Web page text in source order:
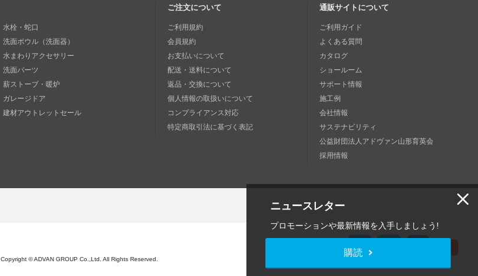
ニュースレター
プロモーションや最新情報を入手しましょう!
購読
水栓・蛇口
洗面ボウル（洗面器）
水まわりアクセサリー
洗面パーツ
薪ストーブ・暖炉
ガレージドア
建材アウトレットセール
ご注文について
ご利用規約
会員規約
お支払いについて
配送・送料について
返品・交換について
個人情報の取扱いについて
コンプライアンス対応
特定商取引法に基づく表記
通販サイトについて
ご利用ガイド
よくある質問
カタログ
ショールーム
サポート情報
施工例
会社情報
サステナビリティ
公益財団法人アドヴァン山形育英会
採用情報
Copyright © ADVAN GROUP Co.,Ltd. All Rights Reserved.